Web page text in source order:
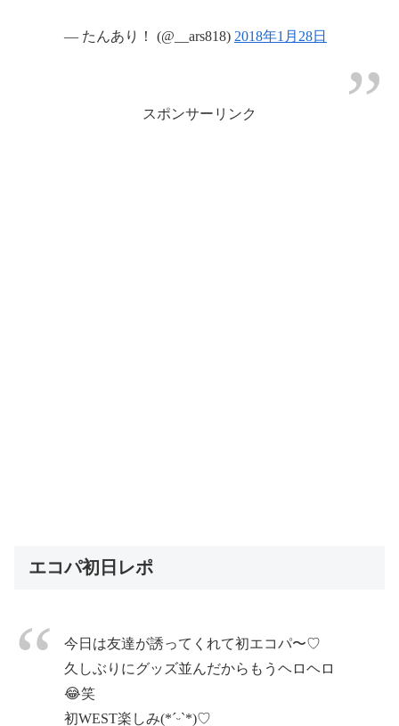
— たんあり！ (@__ars818) 2018年1月28日
スポンサーリンク
エコパ初日レポ
今日は友達が誘ってくれて初エコパ〜♡
久しぶりにグッズ並んだからもうヘロヘロ
😂笑
初WEST楽しみ(*ˊᵕˋ*)♡